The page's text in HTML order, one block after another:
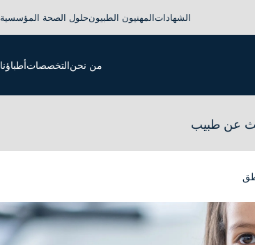
الشهاداتالمهنيون الطبيونحلول الصحة المؤسسية
من نحنالتخصصاتأطباؤنا
عن طبيب